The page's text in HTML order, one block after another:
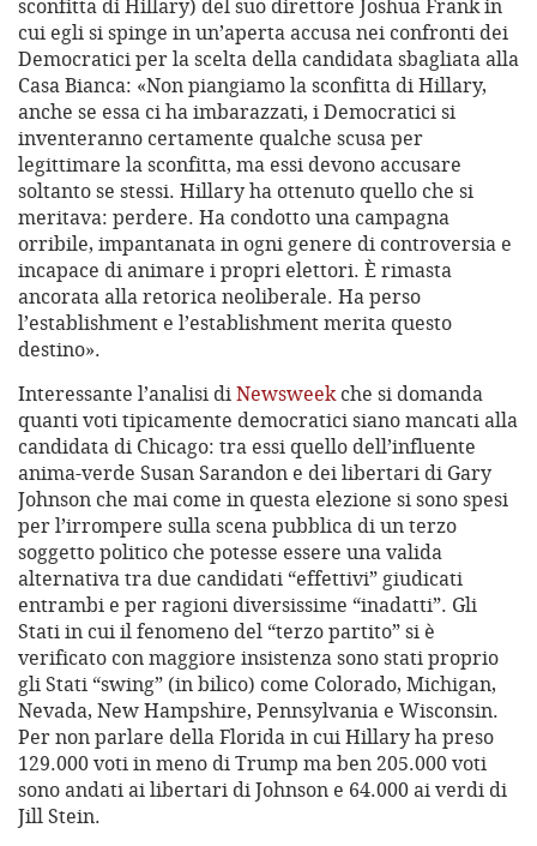
sconfitta di Hillary) del suo direttore Joshua Frank in
cui egli si spinge in un’aperta accusa nei confronti dei
Democratici per la scelta della candidata sbagliata alla
Casa Bianca: «Non piangiamo la sconfitta di Hillary,
anche se essa ci ha imbarazzati, i Democratici si
inventeranno certamente qualche scusa per
legittimare la sconfitta, ma essi devono accusare
soltanto se stessi. Hillary ha ottenuto quello che si
meritava: perdere. Ha condotto una campagna
orribile, impantanata in ogni genere di controversia e
incapace di animare i propri elettori. È rimasta
ancorata alla retorica neoliberale. Ha perso
l’establishment e l’establishment merita questo
destino».
Interessante l’analisi diNewsweekche si domanda
quanti voti tipicamente democratici siano mancati alla
candidata di Chicago: tra essi quello dell’influente
anima-verde Susan Sarandon e dei libertari di Gary
Johnson che mai come in questa elezione si sono spesi
per l’irrompere sulla scena pubblica di un terzo
soggetto politico che potesse essere una valida
alternativa tra due candidati “effettivi” giudicati
entrambi e per ragioni diversissime “inadatti”. Gli
Stati in cui il fenomeno del “terzo partito” si è
verificato con maggiore insistenza sono stati proprio
gli Stati “swing” (in bilico) come Colorado, Michigan,
Nevada, New Hampshire, Pennsylvania e Wisconsin.
Per non parlare della Florida in cui Hillary ha preso
129.000 voti in meno di Trump ma ben 205.000 voti
sono andati ai libertari di Johnson e 64.000 ai verdi di
Jill Stein.